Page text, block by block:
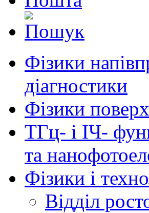
Фізики
діагностики
Фізики
ТГц- і ІЧ-
та
Фізики і
Відділ